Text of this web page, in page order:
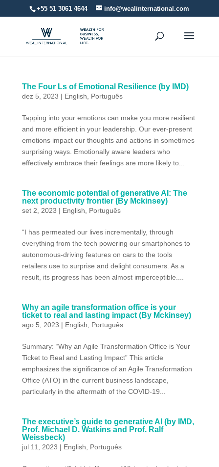
+55 51 3061 4644 info@wealinternational.com
The Four Ls of Emotional Resilience (by IMD)
dez 5, 2023 | English Português
Tapping into your emotions can make you more resilient
and more efficient in your leadership. Our ever-present
emotions impact our thoughts and actions in sometimes
surprising ways. Emotionally aware leaders who
effectively embrace their feelings are more likely to...
The economic potential of generative AI: The
next productivity frontier (By Mckinsey)
set 2, 2023 | English Português
“I has permeated our lives incrementally, through
everything from the tech powering our smartphones to
autonomous-driving features on cars to the tools
retailers use to surprise and delight consumers. As a
result, its progress has been almost imperceptible....
Why an agile transformation office is your
ticket to real and lasting impact (By Mckinsey)
ago 5, 2023 | English Português
Summary: “Why an Agile Transformation Office is Your
Ticket to Real and Lasting Impact” This article
emphasizes the significance of an Agile Transformation
Office (ATO) in the current business landscape,
particularly in the aftermath of the COVID-19...
The executive’s guide to generative AI (by IMD,
Prof. Michael D. Watkins and Prof. Ralf
Weissbeck)
jul 11, 2023 | English Português